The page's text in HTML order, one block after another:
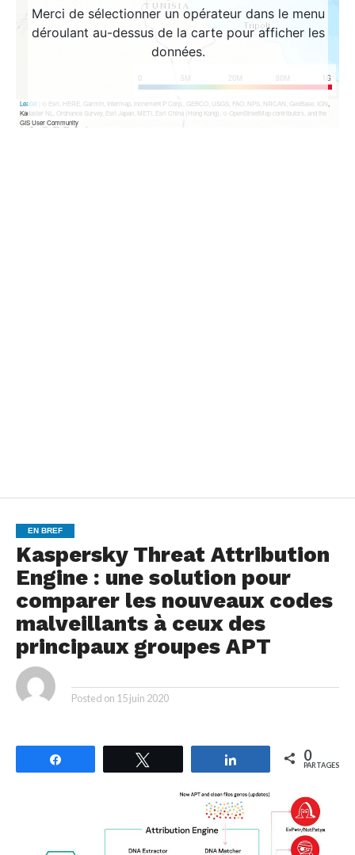
EN BREF
Kaspersky Threat Attribution
Engine : une solution pour
comparer les nouveaux codes
malveillants à ceux des
principaux groupes APT
Posted on 15 juin 2020
Partagez 0
PARTAGES